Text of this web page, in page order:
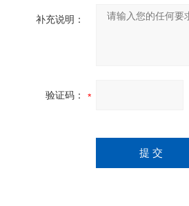
补充说明：
验证码：